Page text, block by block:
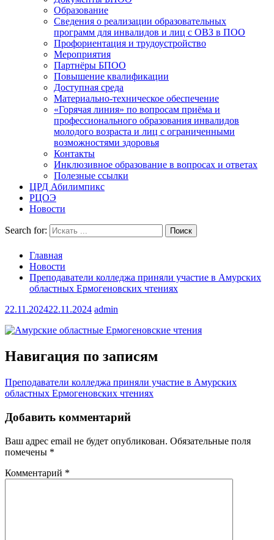
Образование
Сведения о реализации образовательных
программ для инвалидов и лиц с ОВЗ в ПОО
Профориентация и трудоустройство
Мероприятия
Партнёры БПОО
Повышение квалификации
Доступная среда
Материально-техническое обеспечение
«Горячая линия» по вопросам приёма и
профессионального образования инвалидов
молодого возраста и лиц с ограниченными
возможностями здоровья
Контакты
Инклюзивное образование в вопросах и ответах
Полезные ссылки
ЦРД Абилимпикс
РЦОЭ
Новости
Search for:
Главная
Новости
Преподаватели колледжа приняли участие в Амурских
областных Ермогеновских чтениях
22.11.202422.11.2024 admin
Навигация по записям
Преподаватели колледжа приняли участие в Амурских
областных Ермогеновских чтениях
Добавить комментарий
Ваш адрес email не будет опубликован. Обязательные поля
помечены *
Комментарий *